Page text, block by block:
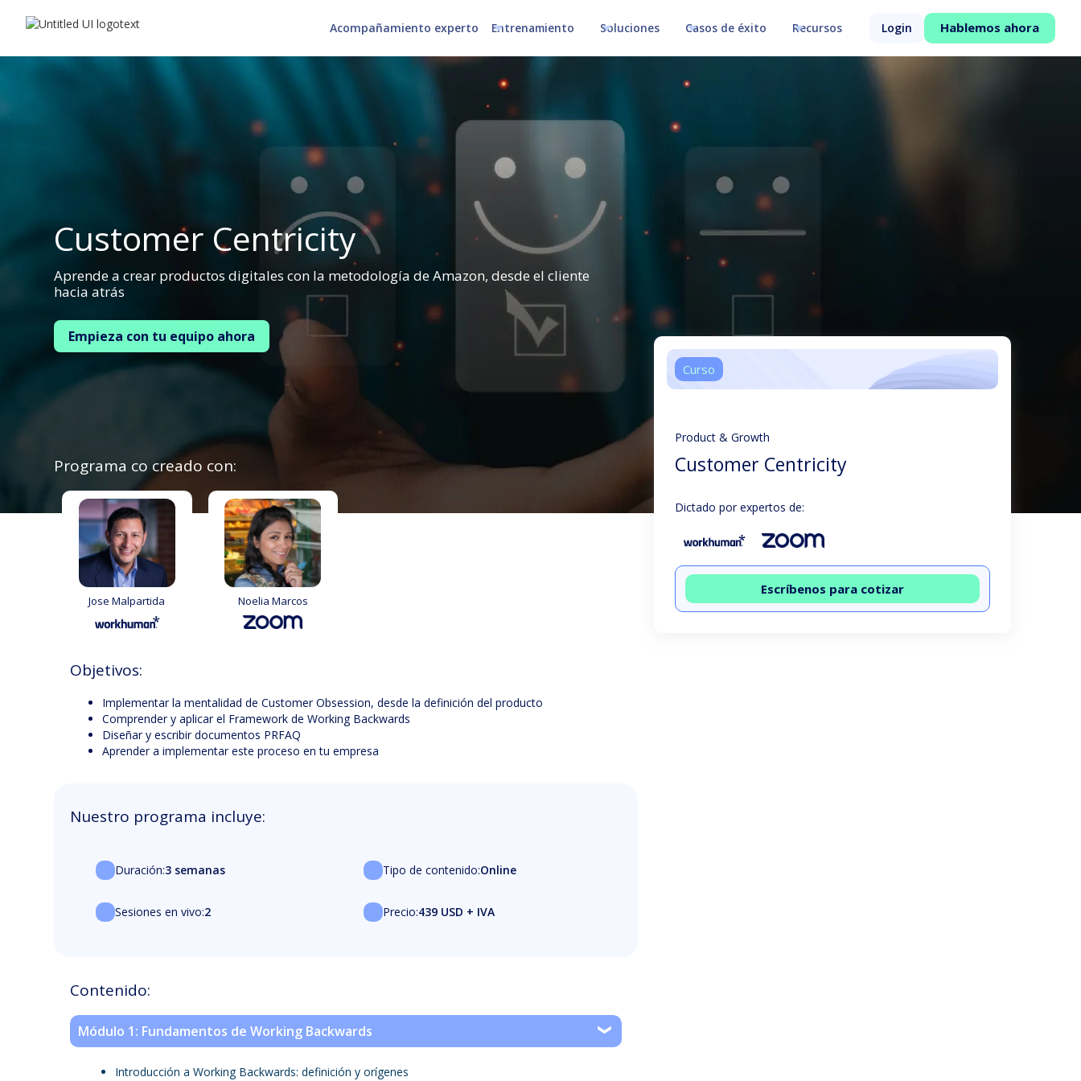
Acompañamiento experto Entrenamiento Soluciones Casos de éxito Recursos Login Hablemos ahora
Customer Centricity
Aprende a crear productos digitales con la metodología de Amazon, desde el cliente
hacia atrás
Empieza con tu equipo ahora
Programa co creado con:
Jose Malpartida Noelia Marcos
Objetivos:
Implementar la mentalidad de Customer Obsession, desde la definición del producto
Comprender y aplicar el Framework de Working Backwards
Diseñar y escribir documentos PRFAQ
Aprender a implementar este proceso en tu empresa
Nuestro programa incluye:
Duración:3 semanas Tipo de contenido:Online
Sesiones en vivo:2 Precio:439 USD + IVA
Contenido:
Módulo 1: Fundamentos de Working Backwards
Introducción a Working Backwards: definición y orígenes
Curso
Product & Growth
Customer Centricity
Dictado por expertos de:
Escríbenos para cotizar